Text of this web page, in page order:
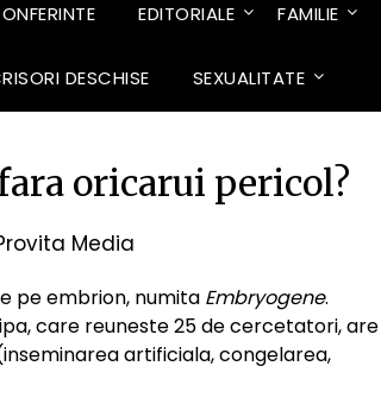
EDITORIALE FAMILIE
DESCHISE SEXUALITATE
oricarui pericol?
Media
pe embrion, numita Embryogene.
care reuneste 25 de cercetatori, are
artificiala, congelarea,